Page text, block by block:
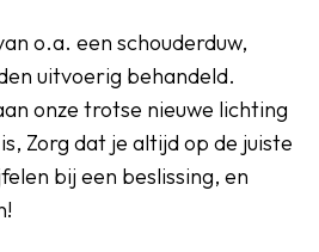
o.a. een schouderduw,
uitvoerig behandeld.
onze trotse nieuwe lichting
Zorg dat je altijd op de juiste
bij een beslissing, en